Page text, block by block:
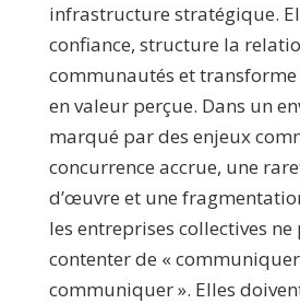
infrastructure stratégique.
confiance, structure la
communautés et transforme
en valeur perçue. Dans un
marqué par des enjeux
concurrence accrue, une
d’œuvre et une
les entreprises collectives
contenter de «
communiquer ». Elles